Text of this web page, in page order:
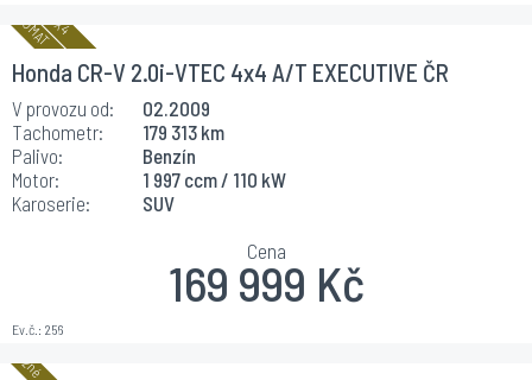
Honda CR-V 2.0i-VTEC 4x4 A/T EXECUTIVE ČR
V provozu od:
02.2009
Tachometr:
179 313 km
Palivo:
Benzín
Motor:
1 997 ccm / 110 kW
Karoserie:
SUV
Ev.č.: 256
Cena
169 999 Kč